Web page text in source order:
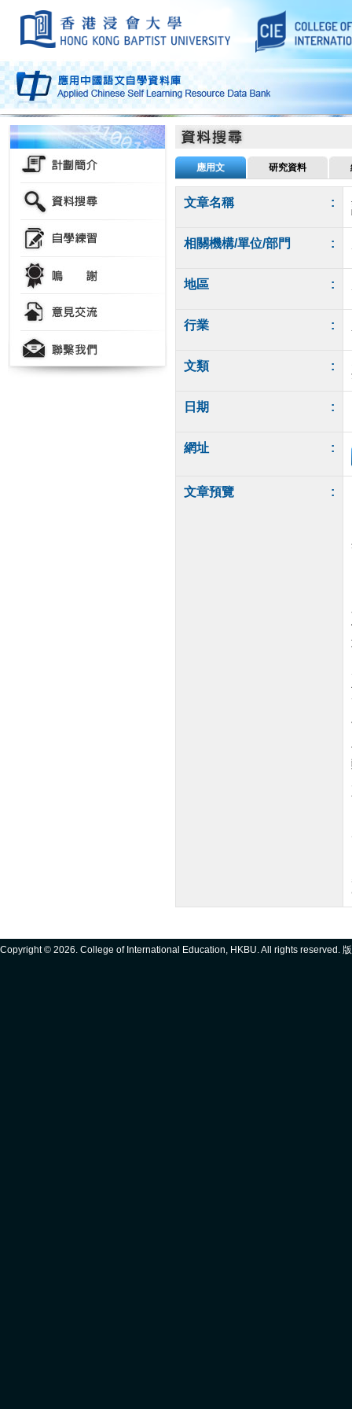
應用文 研究資料
文章名稱 :
相關機構/單位/部門 :
地區 :
行業 :
文類 :
日期 :
網址 :
文章預覽 :
Copyright © 2026. College of International Education, HKBU. All rights reserved.